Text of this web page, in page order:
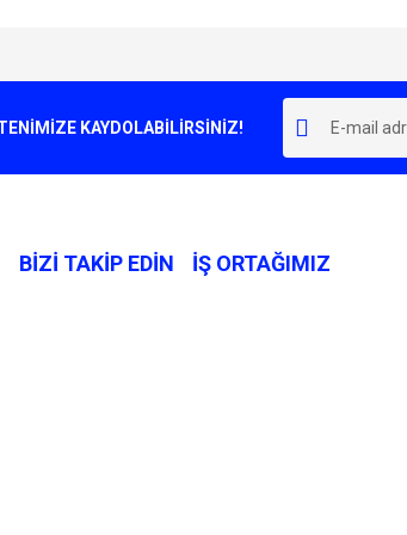
KAYDOLABİLİRSİNİZ!
BİZİ TAKİP EDİN İŞ ORTAĞIMIZ